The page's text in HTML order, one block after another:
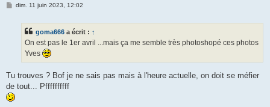
Mdim. 11 juin 2023, 12:02
goma666 a écrit : ↑
On est pas le 1er avril ...mais ça me semble très photoshopé ces photos
Yves
Tu trouves ? Bof je ne sais pas mais à l'heure actuelle, on doit se méfier
de tout... Pffffffffff